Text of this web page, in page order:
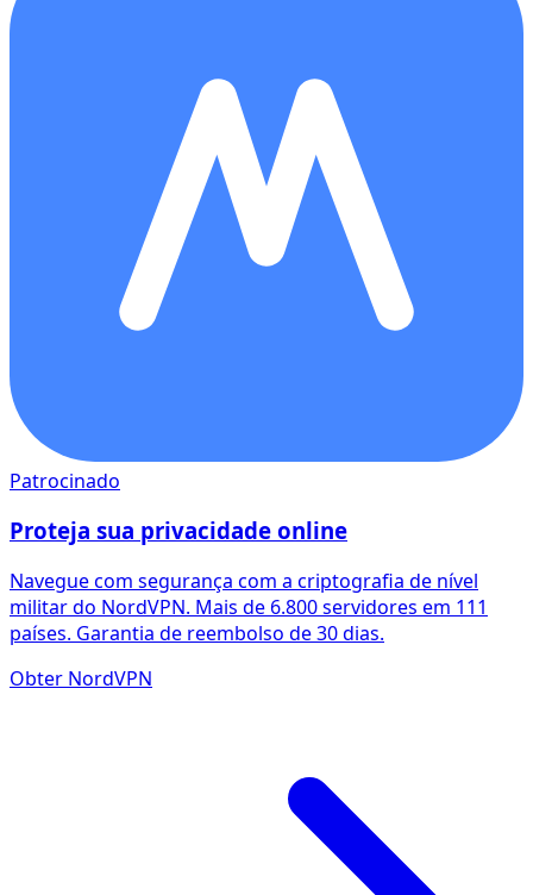
Patrocinado
Proteja sua privacidade online
Navegue com segurança com a criptografia de nível
militar do NordVPN. Mais de 6.800 servidores em 111
países. Garantia de reembolso de 30 dias.
Obter NordVPN